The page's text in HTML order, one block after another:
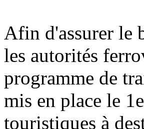
Afin d'assurer le
les autorités
programme de
mis en place le
touristiques à